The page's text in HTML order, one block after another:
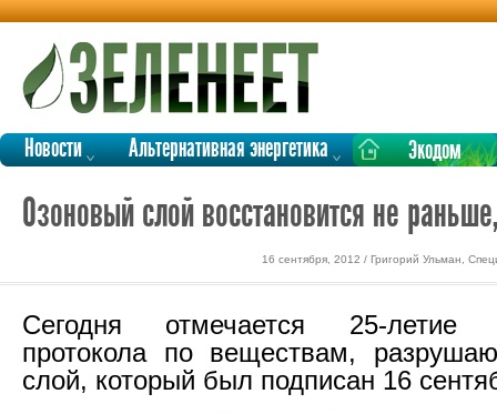
Новости Альтернативная энергетика Экодом
Озоновый слой восстановится не
16 сентября, 2012 / Григорий Ульман,
Сегодня отмечается 25-летие
протокола по веществам,
слой, который был подписан 16